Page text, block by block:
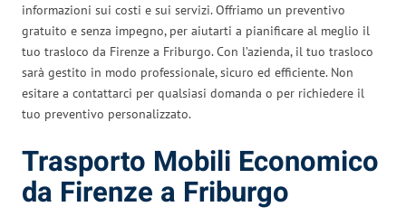
informazioni sui costi e sui servizi. Offriamo un preventivo
gratuito e senza impegno, per aiutarti a pianificare al meglio il
tuo trasloco da Firenze a Friburgo. Con l’azienda, il tuo trasloco
sarà gestito in modo professionale, sicuro ed efficiente. Non
esitare a contattarci per qualsiasi domanda o per richiedere il
tuo preventivo personalizzato.
Trasporto Mobili Economico
da Firenze a Friburgo